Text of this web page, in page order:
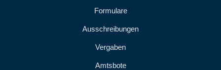
Formulare
Ausschreibungen
Vergaben
Amtsbote